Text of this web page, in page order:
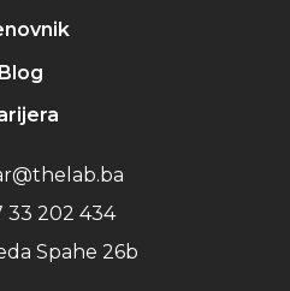
Blog
33 202 434
Spahe 26b